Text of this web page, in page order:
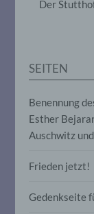
Der
SEITEN
Benennung
Esther
Auschwitz
Frieden jetzt!
Gedenkseite
d)
ihre